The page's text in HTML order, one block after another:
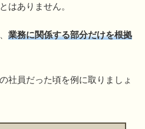
はありません。
業務に関係する部分だけを根拠
社員だった頃を例に取りましょ